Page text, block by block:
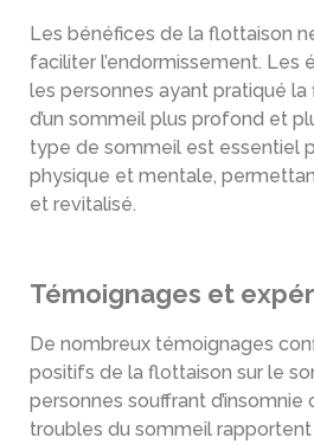
Les bénéfices de la flottaison
faciliter l’endormissement. Les
les personnes ayant pratiqué
d’un sommeil plus profond et
type de sommeil est essentiel
physique et mentale,
et revitalisé.
Témoignages et
De nombreux témoignages
positifs de la flottaison sur le
personnes souffrant d’insomnie
troubles du sommeil